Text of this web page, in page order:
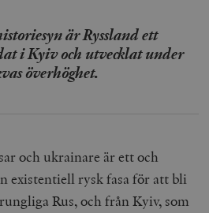
är Ryssland ett
i Kyiv och utvecklat under
överhöghet.
och ukrainare är ett och
existentiell rysk fasa för att bli
Rus, och från Kyiv, som